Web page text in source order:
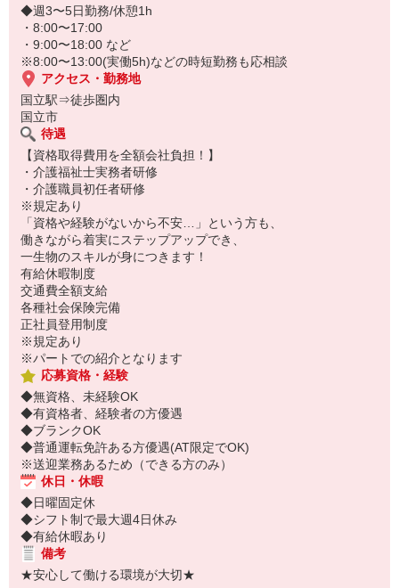
お気軽にご応募ください◎
◆週3〜5日勤務/休憩1h
・8:00〜17:00
・9:00〜18:00 など
※8:00〜13:00(実働5h)などの時短勤務も応相談
アクセス・勤務地
国立駅⇒徒歩圏内
国立市
待遇
【資格取得費用を全額会社負担！】
・介護福祉士実務者研修
・介護職員初任者研修
※規定あり
「資格や経験がないから不安…」という方も、
働きながら着実にステップアップでき、
一生物のスキルが身につきます！
有給休暇制度
交通費全額支給
各種社会保険完備
正社員登用制度
※規定あり
※パートでの紹介となります
応募資格・経験
◆無資格、未経験OK
◆有資格者、経験者の方優遇
◆ブランクOK
◆普通運転免許ある方優遇(AT限定でOK)
※送迎業務あるため（できる方のみ）
休日・休暇
◆日曜固定休
◆シフト制で最大週4日休み
◆有給休暇あり
備考
★安心して働ける環境が大切★